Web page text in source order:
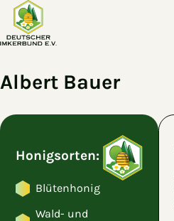
Zum Hauptinhalt springen
Albert Bauer
Honigsorten:
Blütenhonig
Wald- und